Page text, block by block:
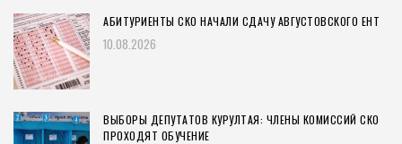
АБИТУРИЕНТЫ СКО НАЧАЛИ СДАЧУ АВГУСТОВСКОГО ЕНТ
10.08.2026
ВЫБОРЫ ДЕПУТАТОВ КУРУЛТАЯ: ЧЛЕНЫ КОМИССИЙ СКО
ПРОХОДЯТ ОБУЧЕНИЕ